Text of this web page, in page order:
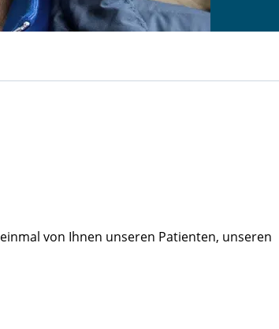
von Ihnen unseren Patienten, unseren